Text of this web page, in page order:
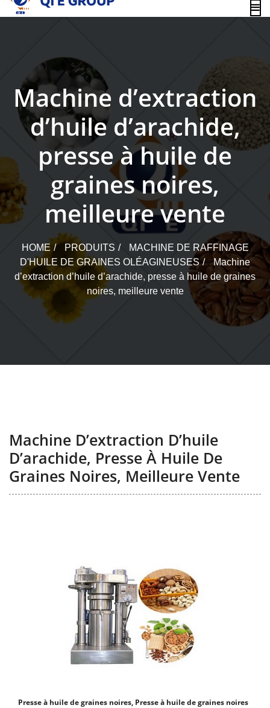
content
Machine d’extraction
d’huile d’arachide,
presse à huile de
graines noires,
meilleure vente
HOME PRODUITS
MACHINE DE RAFFINAGE
D'HUILE DE GRAINES OLÉAGINEUSES
Machine
d’extraction d’huile d’arachide, presse à huile de graines
noires, meilleure vente
Machine D’extraction D’huile
D’arachide, Presse À Huile De
Graines Noires, Meilleure Vente
Presse à huile de graines noires, Presse à huile de graines noires